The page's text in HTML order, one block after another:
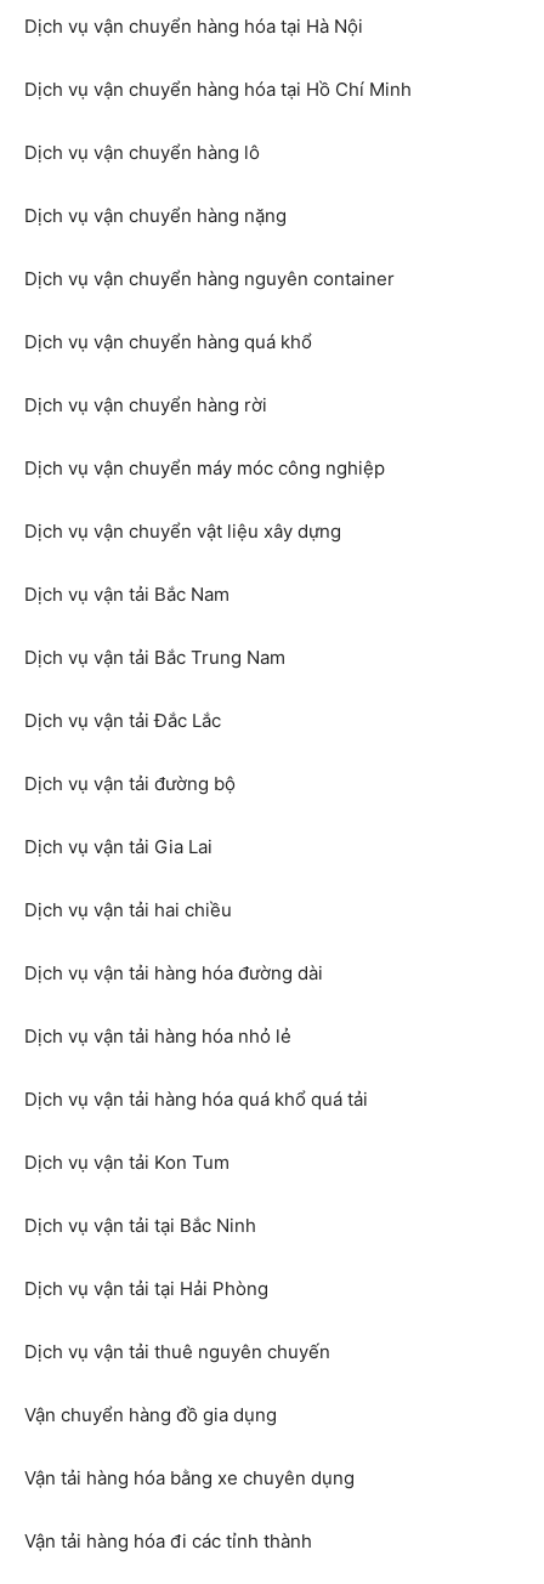
Dịch vụ vận chuyển hàng hóa tại Hà Nội
Dịch vụ vận chuyển hàng hóa tại Hồ Chí Minh
Dịch vụ vận chuyển hàng lô
Dịch vụ vận chuyển hàng nặng
Dịch vụ vận chuyển hàng nguyên container
Dịch vụ vận chuyển hàng quá khổ
Dịch vụ vận chuyển hàng rời
Dịch vụ vận chuyển máy móc công nghiệp
Dịch vụ vận chuyển vật liệu xây dựng
Dịch vụ vận tải Bắc Nam
Dịch vụ vận tải Bắc Trung Nam
Dịch vụ vận tải Đắc Lắc
Dịch vụ vận tải đường bộ
Dịch vụ vận tải Gia Lai
Dịch vụ vận tải hai chiều
Dịch vụ vận tải hàng hóa đường dài
Dịch vụ vận tải hàng hóa nhỏ lẻ
Dịch vụ vận tải hàng hóa quá khổ quá tải
Dịch vụ vận tải Kon Tum
Dịch vụ vận tải tại Bắc Ninh
Dịch vụ vận tải tại Hải Phòng
Dịch vụ vận tải thuê nguyên chuyến
Vận chuyển hàng đồ gia dụng
Vận tải hàng hóa bằng xe chuyên dụng
Vận tải hàng hóa đi các tỉnh thành